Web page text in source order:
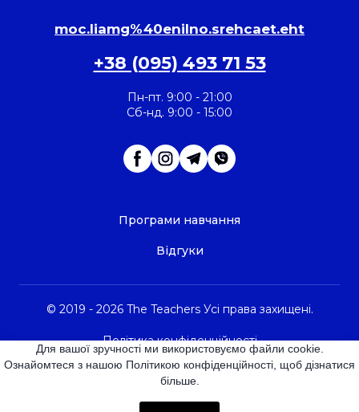
moc.liamg%40enilno.srehcaet.eht
+38 (095) 493 71 53
Пн-пт. 9:00 - 21:00
Сб-нд. 9:00 - 15:00
Програми навчання
Відгуки
© 2019 - 2026 The Teachers Усі права захищені.
Політика конфіденційності
Договір оферти
Політика оплати та повернення коштів
Для вашої зручності ми використовуємо файли cookie.
Ознайомтеся з нашою Політикою конфіденційності, щоб дізнатися
більше.